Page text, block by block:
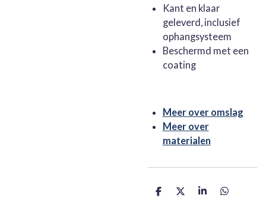
Kant en klaar
geleverd, inclusief
ophangsysteem
Beschermd met een
coating
Meer over omslag
Meer over
materialen
D
D
S
D